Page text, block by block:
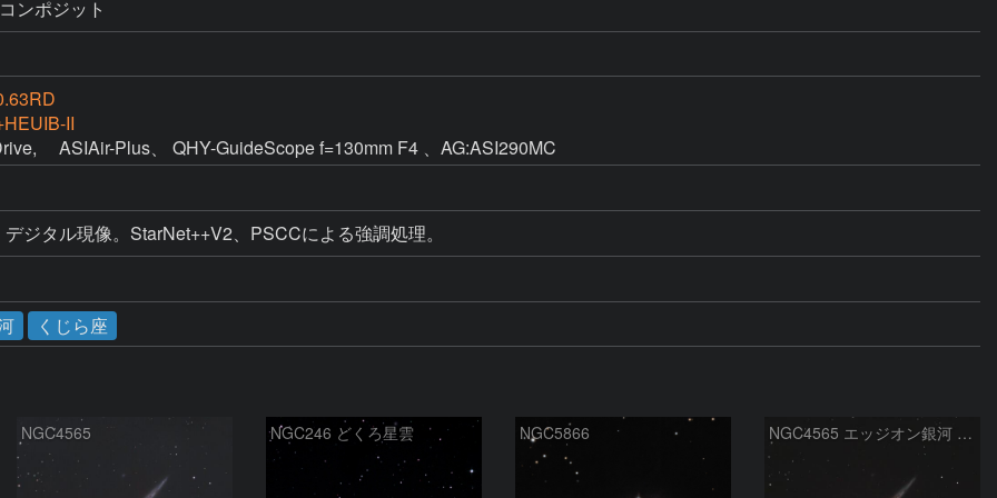
ンポジット
II
　 ASIAir-Plus、 QHY-GuideScope f=130mm F4 、AG:ASI290MC
ジタル現像。StarNet++V2、PSCCによる強調処理。
くじら座
NGC4565 NGC246 どくろ星雲 NGC5866 NGC4565 エッジオン銀河 かみのけ座